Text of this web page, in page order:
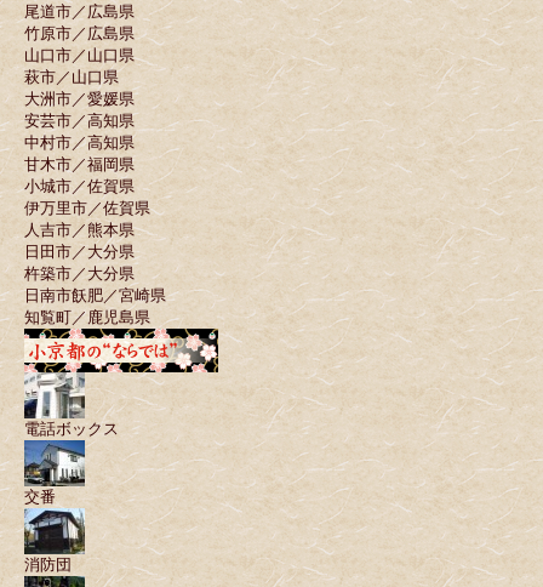
尾道市／広島県
竹原市／広島県
山口市／山口県
萩市／山口県
大洲市／愛媛県
安芸市／高知県
中村市／高知県
甘木市／福岡県
小城市／佐賀県
伊万里市／佐賀県
人吉市／熊本県
日田市／大分県
杵築市／大分県
日南市飫肥／宮崎県
知覧町／鹿児島県
電話ボックス
交番
消防団